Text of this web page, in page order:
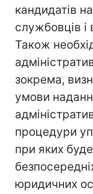
кандидатів
службовців і
Також
зокрема,
умови
процедури
при яких
юридичних